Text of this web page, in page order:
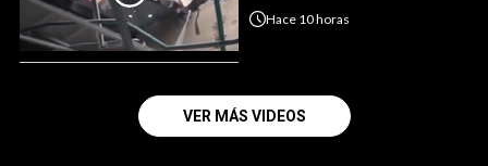
Hace 10 horas
VER MÁS VIDEOS